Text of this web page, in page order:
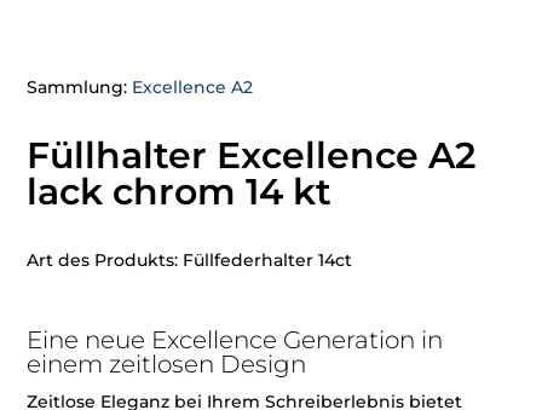
Sammlung: Excellence A2
Füllhalter Excellence A2
lack chrom 14 kt
Art des Produkts: Füllfederhalter 14ct
Eine neue Excellence Generation in
einem zeitlosen Design
Zeitlose Eleganz bei Ihrem Schreiberlebnis bietet